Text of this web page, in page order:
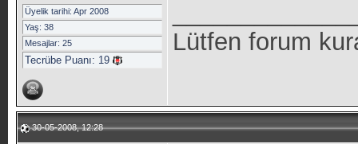
Üyelik tarihi: Apr 2008
Yaş: 38
Mesajlar: 25
Tecrübe Puanı: 19
Lütfen forum
30-05-2008, 12:28